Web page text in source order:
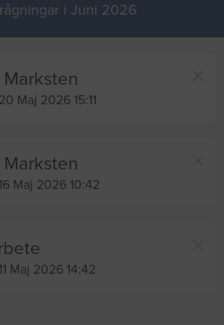
i Juni 2026
20 Maj 2026 15:11
16 Maj 2026 10:42
11 Maj 2026 14:42